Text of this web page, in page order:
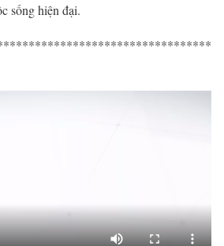
sống hiện đại.